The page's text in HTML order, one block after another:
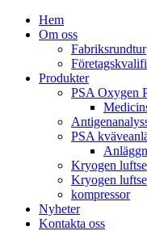
Hem
Om oss
Fabriksrundtur
Produkter
PSA Oxygen
PSA
Kryogen
Kryogen
kompressor
Nyheter
Kontakta oss